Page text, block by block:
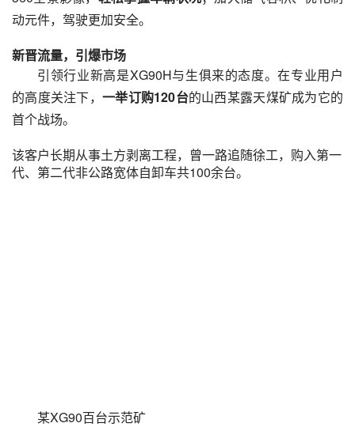
动元件，驾驶更加安全。
新晋流量，引爆市场
引领行业新高是XG90H与生俱来的态度。在专业用户
的高度关注下，一举订购120台的山西某露天煤矿成为它的
首个战场。
该客户长期从事土方剥离工程，曾一路追随徐工，购入第一
代、第二代非公路宽体自卸车共100余台。
某XG90百台示范矿